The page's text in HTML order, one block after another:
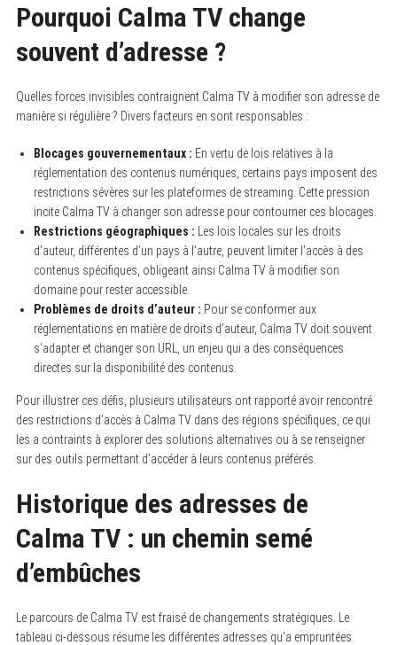
Pourquoi Calma TV change
souvent d’adresse ?
Quelles forces invisibles contraignent Calma TV à modifier son adresse de
manière si régulière ? Divers facteurs en sont responsables :
Blocages gouvernementaux : En vertu de lois relatives à la
réglementation des contenus numériques, certains pays imposent des
restrictions sévères sur les plateformes de streaming. Cette pression
incite Calma TV à changer son adresse pour contourner ces blocages.
Restrictions géographiques : Les lois locales sur les droits
d’auteur, différentes d’un pays à l’autre, peuvent limiter l’accès à des
contenus spécifiques, obligeant ainsi Calma TV à modifier son
domaine pour rester accessible.
Problèmes de droits d’auteur : Pour se conformer aux
réglementations en matière de droits d’auteur, Calma TV doit souvent
s’adapter et changer son URL, un enjeu qui a des conséquences
directes sur la disponibilité des contenus.
Pour illustrer ces défis, plusieurs utilisateurs ont rapporté avoir rencontré
des restrictions d’accès à Calma TV dans des régions spécifiques, ce qui
les a contraints à explorer des solutions alternatives ou à se renseigner
sur des outils permettant d’accéder à leurs contenus préférés.
Historique des adresses de
Calma TV : un chemin semé
d’embûches
Le parcours de Calma TV est fraisé de changements stratégiques. Le
tableau ci-dessous résume les différentes adresses qu’a empruntées